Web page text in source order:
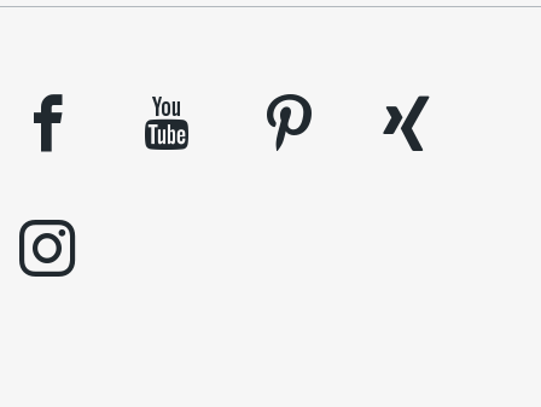
facebook youtube pinterest
xing
instagram